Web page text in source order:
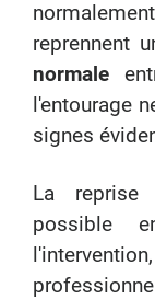
reprennent
normale
l'entourage
signes
La reprise
possible